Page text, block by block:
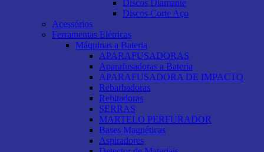
Discos Diamante
Discos Corte Aço
Acessórios
Ferramentas Elétricas
Máquinas a Bateria
APARAFUSADORAS
Aparafusadoras a Bateria
APARAFUSADORA DE IMPACTO
Rebarbadoras
Rebitadoras
SERRAS
MARTELO PERFURADOR
Bases Magnéticas
Aspiradores